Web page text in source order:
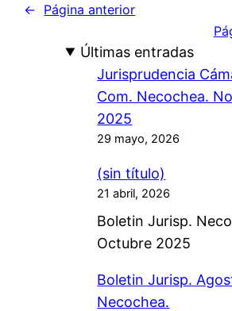
← Página anterior
Últimas entradas
Jurisprudencia
Com. Necochea.
2025
29 mayo, 2026
(sin título)
21 abril, 2026
Boletin Jurisp.
Octubre 2025
Boletin Jurisp.
Necochea.